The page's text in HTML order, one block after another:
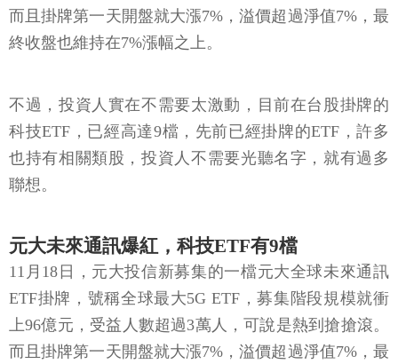
而且掛牌第一天開盤就大漲7%，溢價超過淨值7%，最
終收盤也維持在7%漲幅之上。
不過，投資人實在不需要太激動，目前在台股掛牌的
科技ETF，已經高達9檔，先前已經掛牌的ETF，許多
也持有相關類股，投資人不需要光聽名字，就有過多
聯想。
元大未來通訊爆紅，科技ETF有9檔
11月18日，元大投信新募集的一檔元大全球未來通訊
ETF掛牌，號稱全球最大5G ETF，募集階段規模就衝
上96億元，受益人數超過3萬人，可說是熱到搶搶滾。
而且掛牌第一天開盤就大漲7%，溢價超過淨值7%，最